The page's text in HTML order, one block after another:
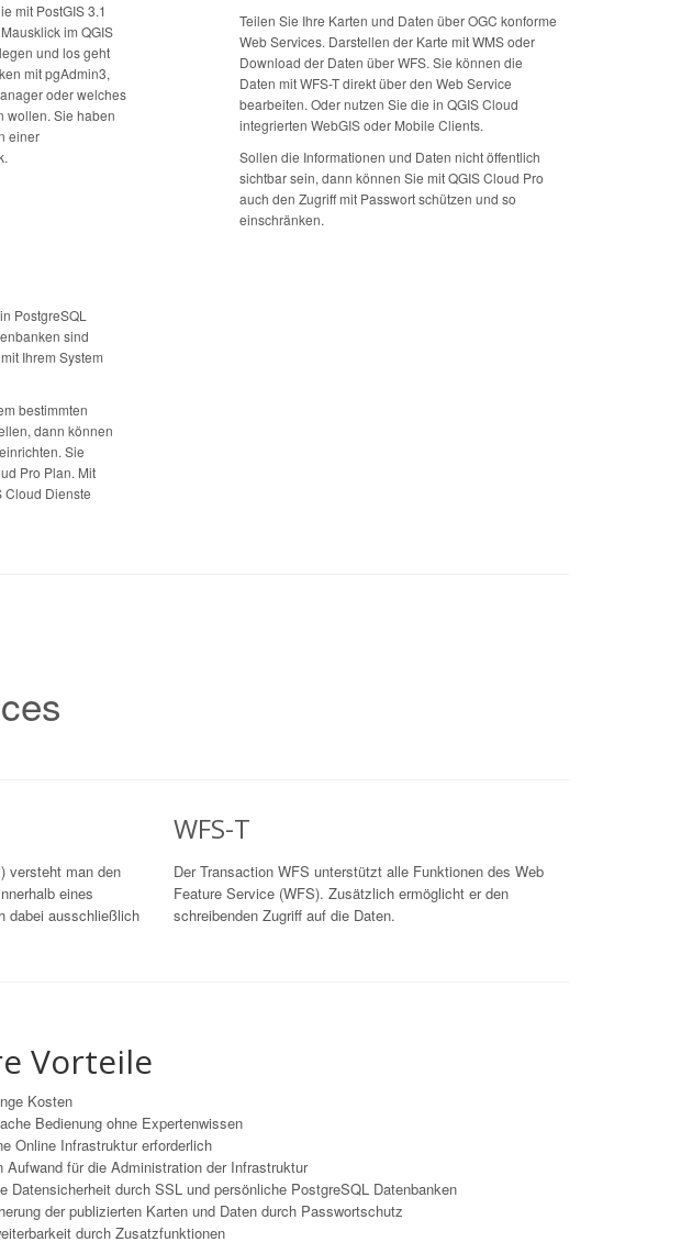
mit PostGIS 3.1
im QGIS
und los geht
mit pgAdmin3,
oder welches
wollen. Sie haben
einer
Teilen Sie Ihre Karten und Daten über OGC konforme
Web Services. Darstellen der Karte mit WMS oder
Download der Daten über WFS. Sie können die
Daten mit WFS-T direkt über den Web Service
bearbeiten. Oder nutzen Sie die in QGIS Cloud
integrierten WebGIS oder Mobile Clients.
Sollen die Informationen und Daten nicht öffentlich
sichtbar sein, dann können Sie mit QGIS Cloud Pro
auch den Zugriff mit Passwort schützen und so
einschränken.
PostgreSQL
sind
Ihrem System
bestimmten
dann können
Sie
Pro Plan. Mit
Cloud Dienste
versteht man den
eines
dabei ausschließlich
WFS-T
Der Transaction WFS unterstützt alle Funktionen des Web
Feature Service (WFS). Zusätzlich ermöglicht er den
schreibenden Zugriff auf die Daten.
Vorteile
Kosten
Bedienung ohne Expertenwissen
Online Infrastruktur erforderlich
Aufwand für die Administration der Infrastruktur
Datensicherheit durch SSL und persönliche PostgreSQL Datenbanken
der publizierten Karten und Daten durch Passwortschutz
durch Zusatzfunktionen